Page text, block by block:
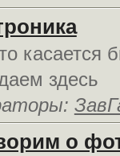
касается
здесь
о